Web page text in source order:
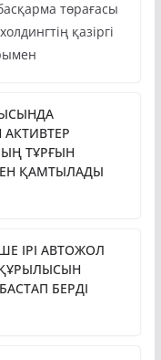
төрағасы
қазіргі
ТҰРҒЫН
ҚАМТЫЛАДЫ
ІРІ АВТОЖОЛ
БЕРДІ